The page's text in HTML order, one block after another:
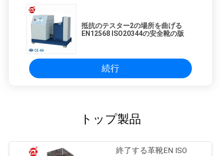
抵抗のテスター2の場所を曲げる
EN12568 ISO20344の安全靴の版
続行
トップ製品
終了する革靴EN ISO